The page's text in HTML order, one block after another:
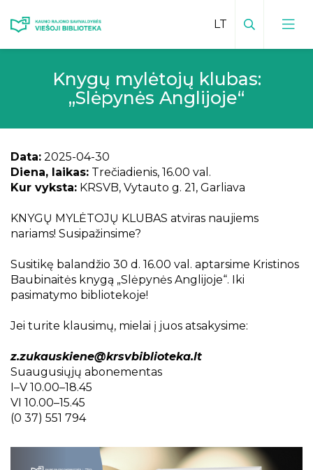
Viešosios bibliotekos kontaktai
Vadovas
Mokamos paslaugos padaliniuose
Facebook padaliniuose
Bibliotekos leidiniai
Inovatyvūs kraštotyros darbai
Kauno rajonas spaudoje
Istoriniai, kultūriniai ir gamtos paminklai
Kraštotyrinės virtualios parodos
Piligrimų keliai Kauno rajone
Teikiamos paslaugos
Mėnesio veiklų planas
Bibliotekos istorija
Vizija, misija, tikslai
Apdovanojimai
Vaikų centras
Edukacijos vaikams
Būreliai ir klubai
Sensorinis kambarys
Renginių transliacijos
Vaizdo įrašai
Bibliotekos
Knygų mylėtojų klubas:
„Slėpynės Anglijoje“
Data: 2025-04-30
Diena, laikas: Trečiadienis, 16.00 val.
Kur vyksta: KRSVB, Vytauto g. 21, Garliava
KNYGŲ MYLĖTOJŲ KLUBAS atviras naujiems
nariams! Susipažinsime?
Susitikę balandžio 30 d. 16.00 val. aptarsime Kristinos
Baubinaitės knygą „Slėpynės Anglijoje“. Iki
pasimatymo bibliotekoje!
Jei turite klausimų, mielai į juos atsakysime:
z.zukauskiene@krsvbiblioteka.lt
Suaugusiųjų abonementas
I–V 10.00–18.45
VI 10.00–15.45
(0 37) 551 794